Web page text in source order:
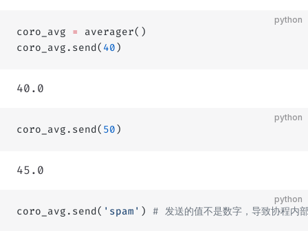
python
coro_avg =
averager()
coro_avg.send( 40 )
40.0
python
coro_avg.send( 50 )
45.0
python
coro_avg.send( 'spam' ) # 发送的值不是数字，导致协程内